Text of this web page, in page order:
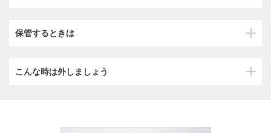
保管するときは
こんな時は外しましょう